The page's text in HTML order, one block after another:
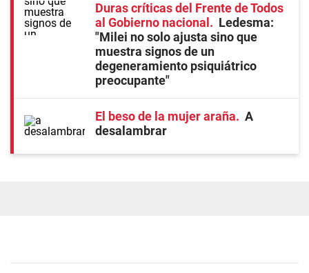
Duras críticas del Frente de Todos
al Gobierno nacional
Ledesma:
"Milei no solo ajusta sino que
muestra signos de un
degeneramiento psiquiátrico
preocupante"
El beso de la mujer araña
A
desalambrar